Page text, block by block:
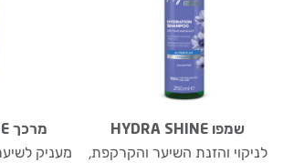
שמפו HYDRA SHINE
לניקוי והזנת השיער והקרקפת,
מרכך HYDRA SHINE
מעניק